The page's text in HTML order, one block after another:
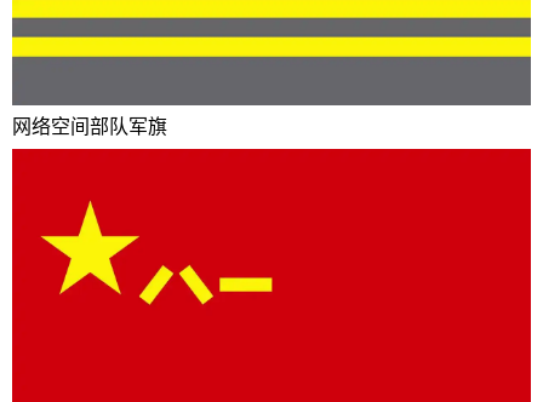
网络空间部队军旗